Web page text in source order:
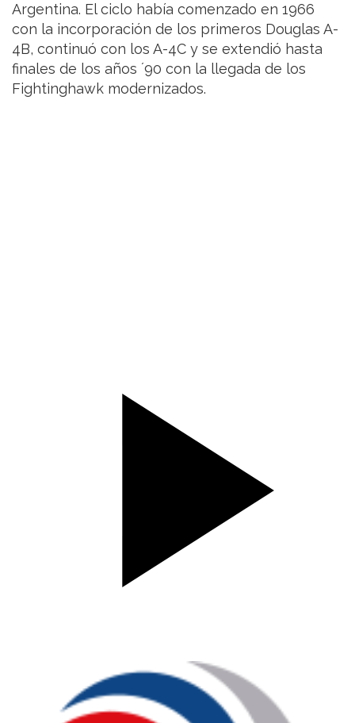
Argentina. El ciclo había comenzado en 1966
con la incorporación de los primeros Douglas A-
4B, continuó con los A-4C y se extendió hasta
finales de los años ´90 con la llegada de los
Fightinghawk modernizados.